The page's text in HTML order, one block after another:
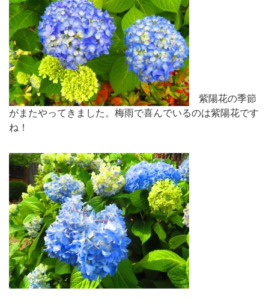
紫陽花の季節
がまたやってきました。梅雨で喜んでいるのは紫陽花です
ね！